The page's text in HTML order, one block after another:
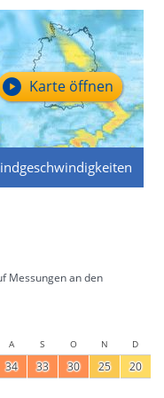
Karte öffnen
Messungen an den
A S O N D
34 33 30 25 20